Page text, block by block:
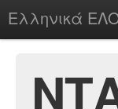
Ελληνικά